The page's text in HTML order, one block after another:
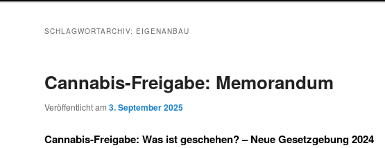
SCHLAGWORTARCHIV: EIGENANBAU
Cannabis-Freigabe: Memorandum
Veröffentlicht am 3. September 2025
Cannabis-Freigabe: Was ist geschehen? – Neue Gesetzgebung 2024